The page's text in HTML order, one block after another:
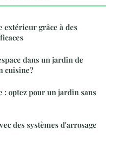
extérieur grâce à des
dans un jardin de
cuisine?
: optez pour un jardin sans
des systèmes d'arrosage